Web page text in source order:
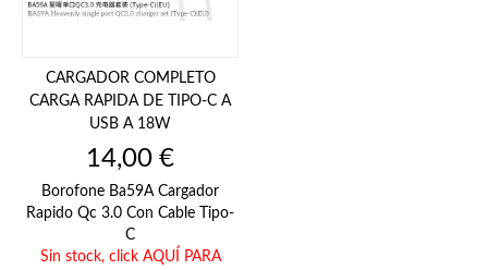
CARGADOR COMPLETO
CARGA RAPIDA DE TIPO-C A
USB A 18W
Precio
14,00 €
Borofone Ba59A Cargador
Rapido Qc 3.0 Con Cable Tipo-
C
Sin stock, click AQUÍ PARA